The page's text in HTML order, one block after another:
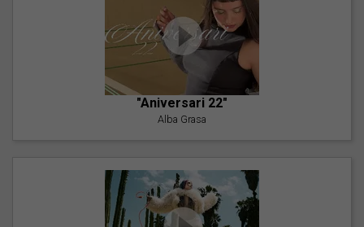
"Aniversari 22"
Alba Grasa